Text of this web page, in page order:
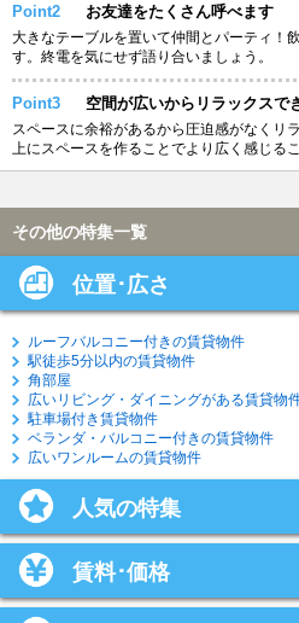
Point2 お友達をたくさん呼べます
大きなテーブルを置いて仲間とパーティ！
す。終電を気にせず語り合いましょう。
Point3 空間が広いからリラックスで
スペースに余裕があるから圧迫感がなくリ
上にスペースを作ることでより広く感じる
その他の特集一覧
位置･広さ
ルーフバルコニー付きの賃貸物件
駅徒歩5分以内の賃貸物件
角部屋
広いリビング・ダイニングがある賃貸物
駐車場付き賃貸物件
ベランダ・バルコニー付きの賃貸物件
広いワンルームの賃貸物件
人気の特集
賃料･価格